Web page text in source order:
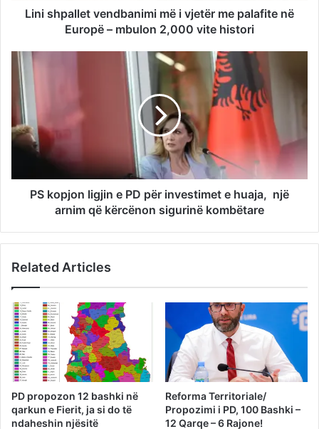
Lini shpallet vendbanimi më i vjetër me palafite në
Europë – mbulon 2,000 vite histori
PS kopjon ligjin e PD për investimet e huaja, një
arnim që kërcënon sigurinë kombëtare
Related Articles
PD propozon 12 bashki në
qarkun e Fierit, ja si do të
ndaheshin njësitë
Reforma Territoriale/
Propozimi i PD, 100 Bashki –
12 Qarqe – 6 Rajone!